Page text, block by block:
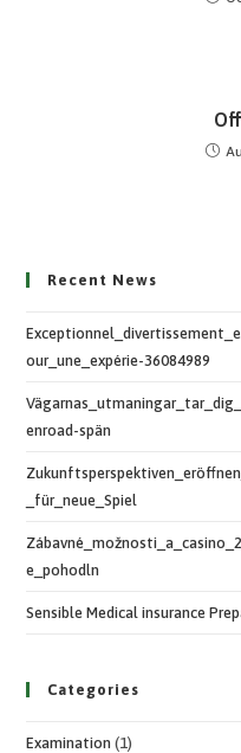
Recent News
our_une_expérie-36084989
enroad-spän
_für_neue_Spiel
e_pohodln
Sensible Medical insurance
Categories
Examination (1)